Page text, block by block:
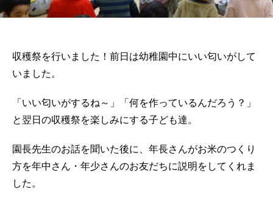
収穫祭を行いました！前日は幼稚園中にいい匂いがして
いました。
「いい匂いがするね～」「何を作っているんだろう？」
と翌日の収穫祭を楽しみにする子ども達。
園長先生のお話を聞いた後に、年長さんがお米のつくり
方を年中さん・年少さんのお友だちに説明をしてくれま
した。